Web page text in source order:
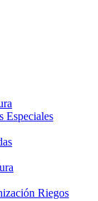
Especiales
Riegos